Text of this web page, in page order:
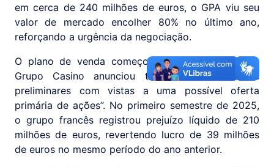
em cerca de 240 milhões de euros, o GPA viu seu
valor de mercado encolher 80% no último ano,
reforçando a urgência da negociação.
O plano de venda começou em 2023, quando o
Grupo Casino anunciou ter iniciado “trabalhos
preliminares com vistas a uma possível oferta
primária de ações”. No primeiro semestre de 2025,
o grupo francês registrou prejuízo líquido de 210
milhões de euros, revertendo lucro de 39 milhões
de euros no mesmo período do ano anterior.